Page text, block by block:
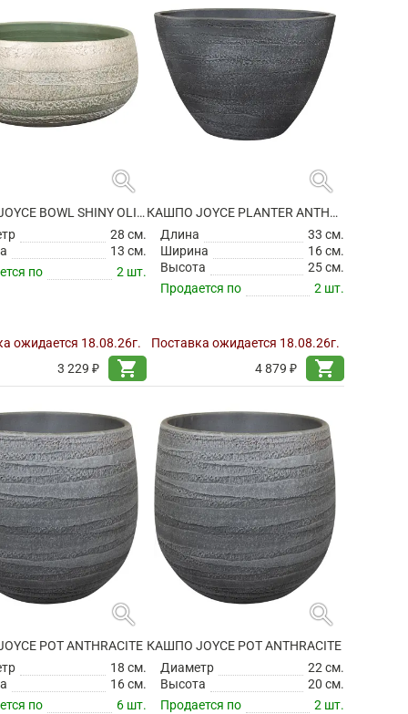
search
КАШПО JOYCE BOWL SHINY OLIVE
28 см.
13 см.
по
2 шт.
ожидается 18.08.26г.
3 229 ₽
shopping_cart
search
КАШПО JOYCE PLANTER ANTHRACITE
Длина
33 см.
Ширина
16 см.
Высота
25 см.
Продается по
2 шт.
Поставка ожидается 18.08.26г.
4 879 ₽
shopping_cart
search
POT ANTHRACITE
18 см.
16 см.
по
6 шт.
search
КАШПО JOYCE POT ANTHRACITE
Диаметр
22 см.
Высота
20 см.
Продается по
2 шт.